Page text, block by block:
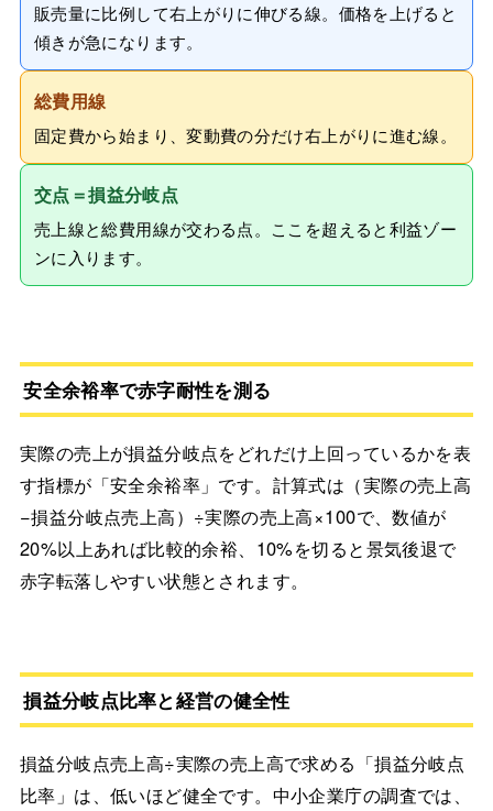
販売量に比例して右上がりに伸びる線。価格を上げると
傾きが急になります。
総費用線
固定費から始まり、変動費の分だけ右上がりに進む線。
交点＝損益分岐点
売上線と総費用線が交わる点。ここを超えると利益ゾー
ンに入ります。
安全余裕率で赤字耐性を測る
実際の売上が損益分岐点をどれだけ上回っているかを表
す指標が「安全余裕率」です。計算式は（実際の売上高
−損益分岐点売上高）÷実際の売上高×100で、数値が
20%以上あれば比較的余裕、10%を切ると景気後退で
赤字転落しやすい状態とされます。
損益分岐点比率と経営の健全性
損益分岐点売上高÷実際の売上高で求める「損益分岐点
比率」は、低いほど健全です。中小企業庁の調査では、